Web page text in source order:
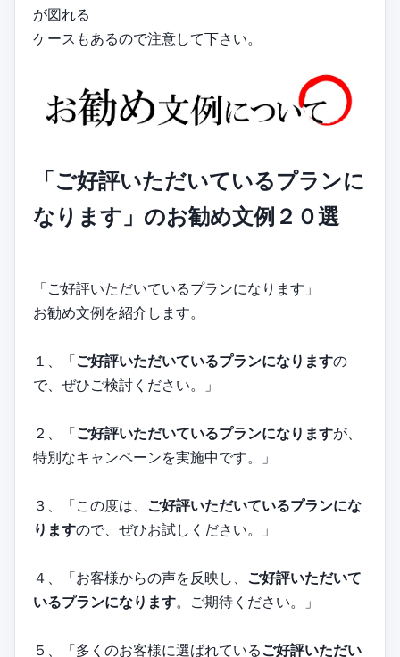
が図れる
ケースもあるので注意して下さい。
「ご好評いただいているプランに
なります」のお勧め文例２０選
「ご好評いただいているプランになります」
お勧め文例を紹介します。
１、「ご好評いただいているプランになりますの
で、ぜひご検討ください。」
２、「ご好評いただいているプランになりますが、
特別なキャンペーンを実施中です。」
３、「この度は、 ご好評いただいているプランにな
りますので、ぜひお試しください。」
４、「お客様からの声を反映し、 ご好評いただいて
いるプランになります。ご期待ください。」
５、「多くのお客様に選ばれているご好評いただい